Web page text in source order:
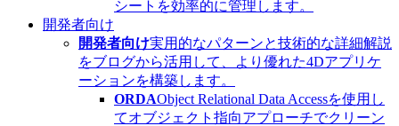
シートを効率的に管理します。
開発者向け
開発者向け実用的なパターンと技術的な詳細解説
をブログから活用して、より優れた4Dアプリケ
ーションを構築します。
ORDAObject Relational Data Accessを使用し
てオブジェクト指向アプローチでクリーン